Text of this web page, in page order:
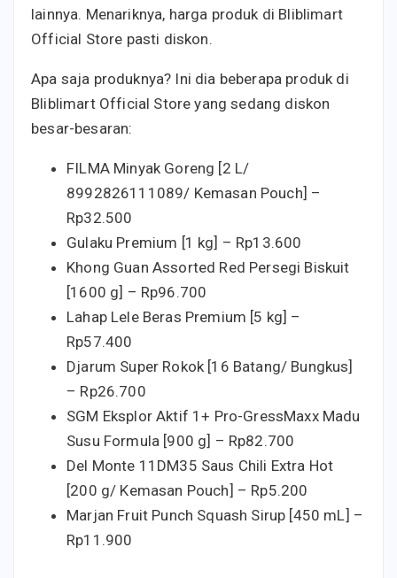
lainnya. Menariknya, harga produk di Bliblimart
Official Store pasti diskon.
Apa saja produknya? Ini dia beberapa produk di
Bliblimart Official Store yang sedang diskon
besar-besaran:
FILMA Minyak Goreng [2 L/
8992826111089/ Kemasan Pouch] –
Rp32.500
Gulaku Premium [1 kg] – Rp13.600
Khong Guan Assorted Red Persegi Biskuit
[1600 g] – Rp96.700
Lahap Lele Beras Premium [5 kg] –
Rp57.400
Djarum Super Rokok [16 Batang/ Bungkus]
– Rp26.700
SGM Eksplor Aktif 1+ Pro-GressMaxx Madu
Susu Formula [900 g] – Rp82.700
Del Monte 11DM35 Saus Chili Extra Hot
[200 g/ Kemasan Pouch] – Rp5.200
Marjan Fruit Punch Squash Sirup [450 mL] –
Rp11.900